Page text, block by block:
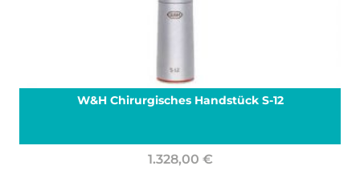
W&H Chirurgisches Handstück S-12
1.328,00 €